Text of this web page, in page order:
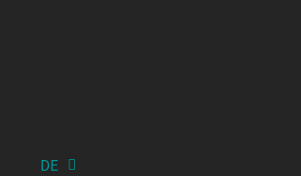
DE
EN